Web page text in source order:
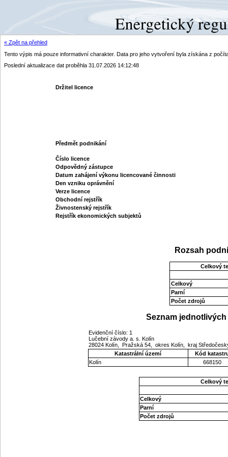
« Zpět na přehled
Tento výpis má pouze informativní charakter. Data pro jeho vytvoření byla získána z
Poslední aktualizace dat proběhla 31.07.2026 14:12:48
Držitel licence
Předmět podnikání
Číslo licence
Odpovědný zástupce
Datum zahájení výkonu licencované činnosti
Den vzniku oprávnění
Verze licence
Obchodní rejstřík
Živnostenský rejstřík
Rejstřík ekonomických subjektů
Rozsah
Celkový
Celkový
Parní
Počet zdrojů
Seznam
Evidenční číslo: 1
Lučební závody a. s. Kolín
28024 Kolín, Pražská 54, okres Kolín, kraj
Katastrální území
Kód
Kolín
668150
Celkový
Celkový
Parní
Počet zdrojů